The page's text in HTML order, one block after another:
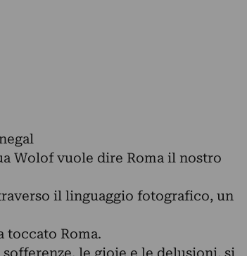
Wolof vuole dire Roma il nostro
il linguaggio fotografico, un
toccato Roma.